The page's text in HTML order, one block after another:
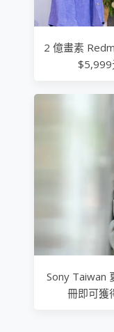
2 億畫素
$5,999
Sony Taiwan
冊即可獲